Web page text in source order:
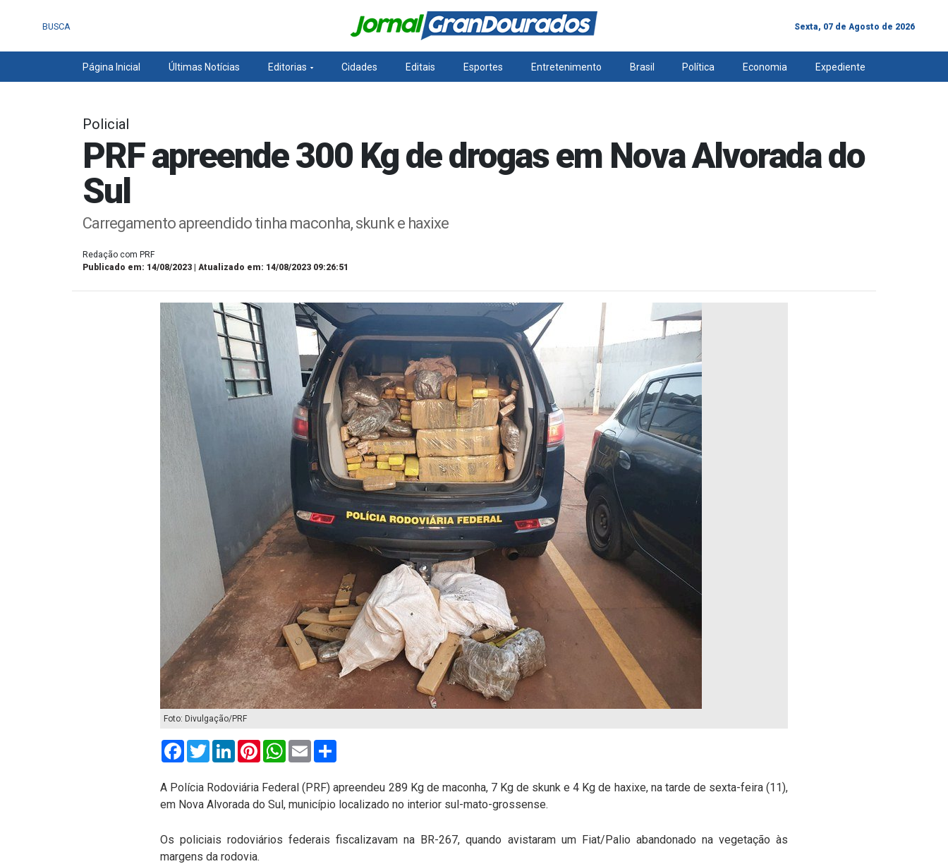
BUSCA Sexta, 07 de Agosto de 2026
Página Inicial Últimas Notícias Editorias Cidades Editais Esportes Entretenimento Brasil Política Economia Expediente
Policial
PRF apreende 300 Kg de drogas em Nova Alvorada do
Sul
Carregamento apreendido tinha maconha, skunk e haxixe
Redação com PRF
Publicado em: 14/08/2023 | Atualizado em: 14/08/2023 09:26:51
Foto: Divulgação/PRF
FacebookTwitterLinkedInPinterestWhatsApp
Email
A Polícia Rodoviária Federal (PRF) apreendeu 289 Kg de maconha, 7 Kg de skunk e 4 Kg de haxixe, na tarde de sexta-feira (11),
em Nova Alvorada do Sul, município localizado no interior sul-mato-grossense.
Os policiais rodoviários federais fiscalizavam na BR-267, quando avistaram um Fiat/Palio abandonado na vegetação às
margens da rodovia.